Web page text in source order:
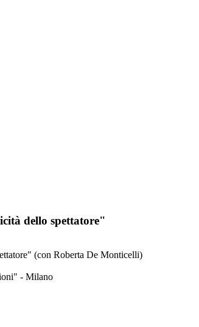
dello spettatore"
(con Roberta De Monticelli)
- Milano